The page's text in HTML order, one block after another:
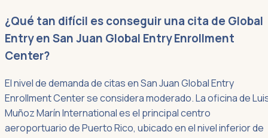
¿Qué tan difícil es conseguir una cita de Global
Entry en San Juan Global Entry Enrollment
Center?
El nivel de demanda de citas en San Juan Global Entry
Enrollment Center se considera moderado. La oficina de
Muñoz Marín International es el principal centro
aeroportuario de Puerto Rico, ubicado en el nivel inferior de